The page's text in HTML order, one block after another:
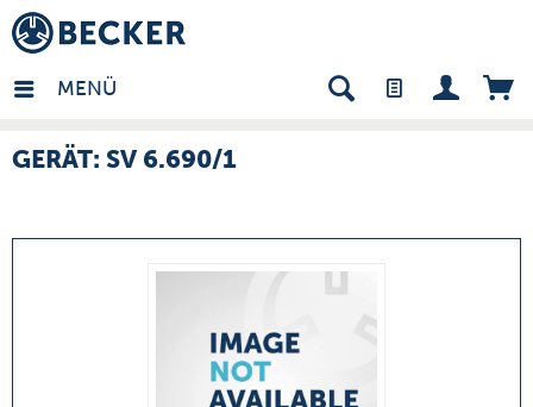
MENÜ
- DE
GERÄT: SV 6.690/1